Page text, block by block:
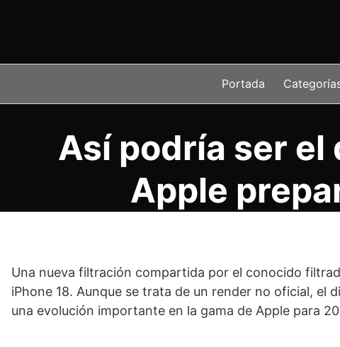
Portada
Así podría ser el
Apple
Una nueva filtración compartida por el conocido
iPhone 18. Aunque se trata de un render no oficial, el
una evolución importante en la gama de Apple para